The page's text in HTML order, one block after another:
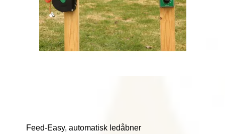
Feed-Easy, automatisk ledåbner